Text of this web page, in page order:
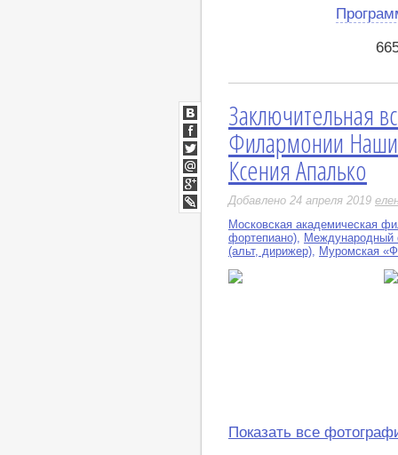
Заключительная
Филармонии
Ксения Апалько
Добавлено 24 апреля 2019
Московская академическая
фортепиано)
Международный
(альт, дирижер)
Муромская
Показать все
ВКонтакте
Facebook
Twitter
Мой
Мир
Google+
LiveJournal